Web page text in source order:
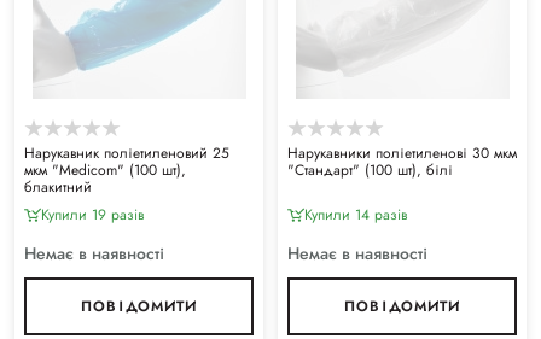
Нарукавник поліетиленовий 25
мкм "Medicom" (100 шт),
блакитний
Купили 19 разiв
Немає в наявності
ПОВІДОМИТИ
Нарукавники поліетиленові 30 мкм
"Стандарт" (100 шт), білі
Купили 14 разiв
Немає в наявності
ПОВІДОМИТИ